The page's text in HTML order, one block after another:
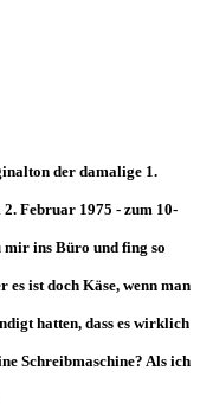
der damalige 1.
Februar 1975 - zum 10-
ins Büro und fing so
es ist doch Käse, wenn man
hatten, dass es wirklich
Schreibmaschine? Als ich